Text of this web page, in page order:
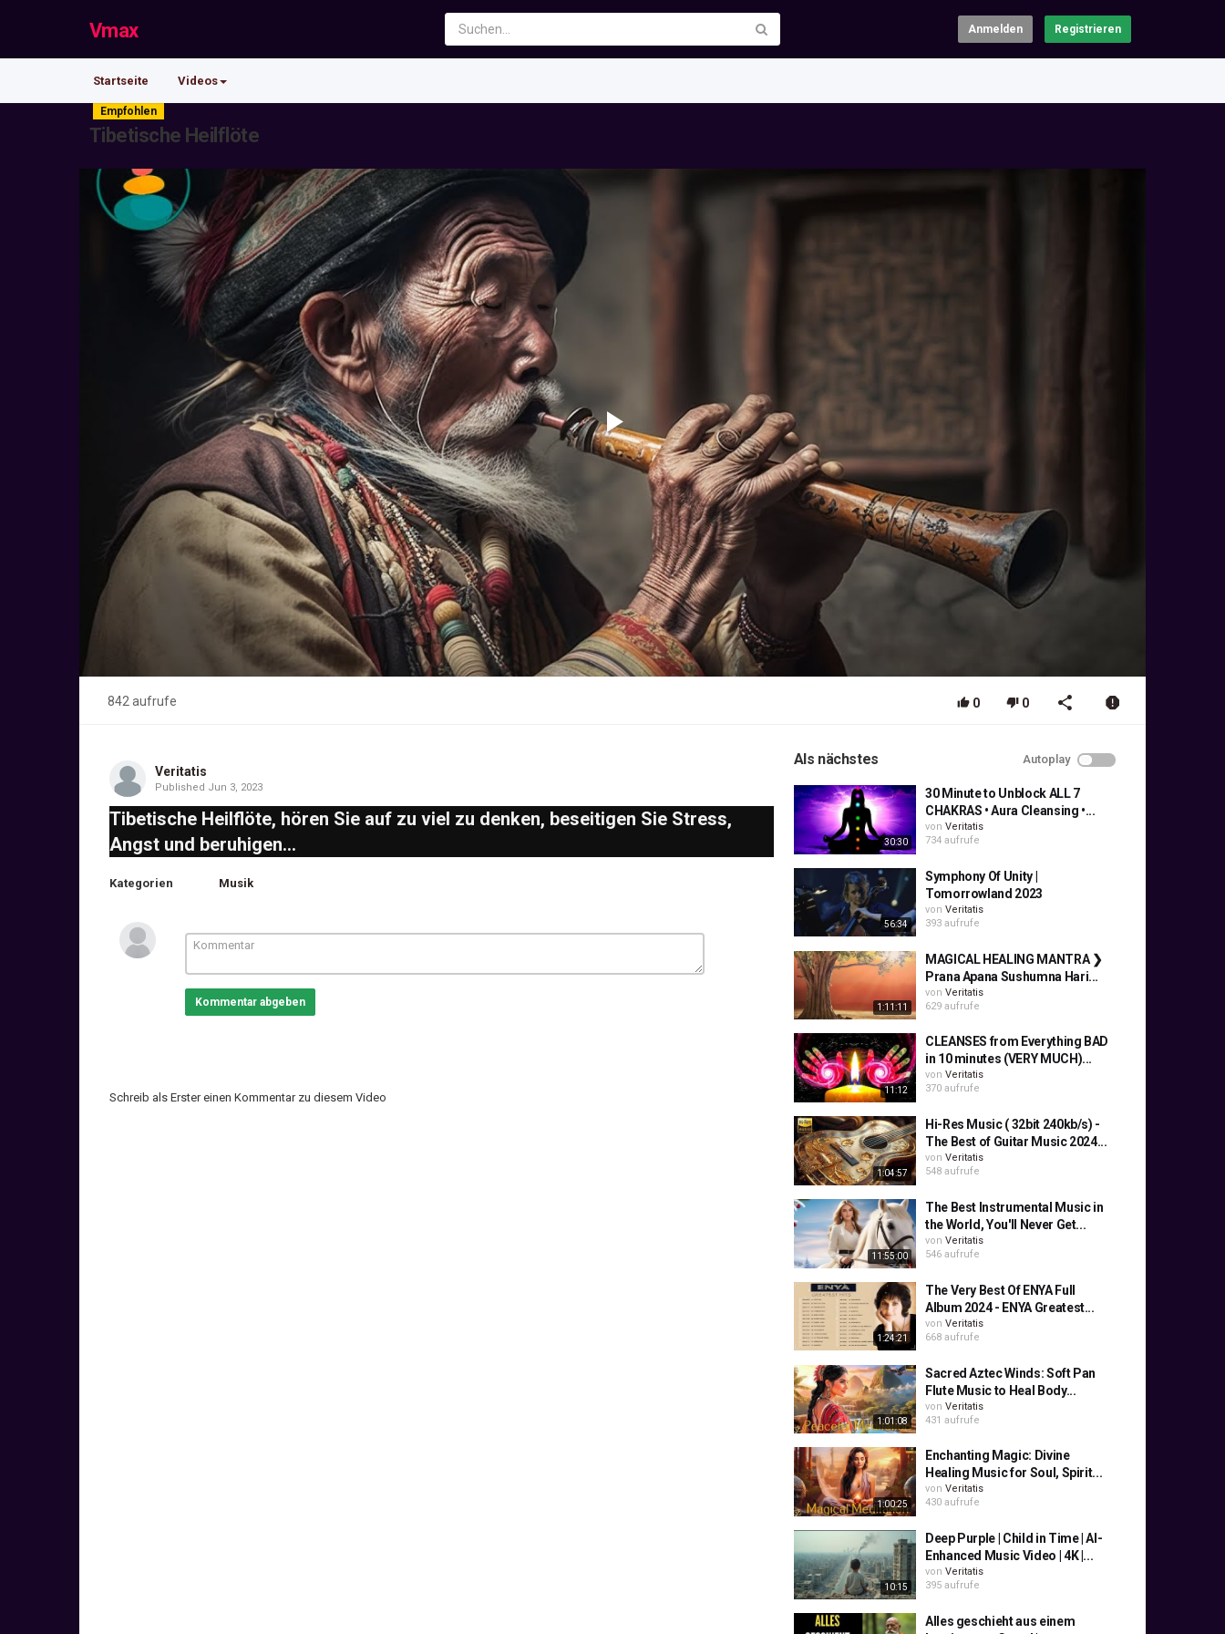
Vmax Anmelden Registrieren
Startseite Videos
Empfohlen
Tibetische Heilflöte
Play
Video
842 aufrufe 0 0
Veritatis
Published Jun 3, 2023
Tibetische Heilflöte, hören Sie auf zu viel zu denken, beseitigen Sie Stress,
Angst und beruhigen...
Kategorien Musik
Kommentar abgeben
Schreib als Erster einen Kommentar zu diesem Video
Als nächstes Autoplay
30:30
30 Minute to Unblock ALL 7
CHAKRAS • Aura Cleansing •...
von Veritatis
734 aufrufe
56:34
Symphony Of Unity |
Tomorrowland 2023
von Veritatis
393 aufrufe
1:11:11
MAGICAL HEALING MANTRA ❯
Prana Apana Sushumna Hari...
von Veritatis
629 aufrufe
11:12
CLEANSES from Everything BAD
in 10 minutes (VERY MUCH)...
von Veritatis
370 aufrufe
1:04:57
Hi-Res Music ( 32bit 240kb/s) -
The Best of Guitar Music 2024...
von Veritatis
548 aufrufe
11:55:00
The Best Instrumental Music in
the World, You'll Never Get...
von Veritatis
546 aufrufe
1:24:21
The Very Best Of ENYA Full
Album 2024 - ENYA Greatest...
von Veritatis
668 aufrufe
1:01:08
Sacred Aztec Winds: Soft Pan
Flute Music to Heal Body...
von Veritatis
431 aufrufe
1:00:25
Enchanting Magic: Divine
Healing Music for Soul, Spirit...
von Veritatis
430 aufrufe
10:15
Deep Purple | Child in Time | AI-
Enhanced Music Video | 4K |...
von Veritatis
395 aufrufe
Alles geschieht aus einem